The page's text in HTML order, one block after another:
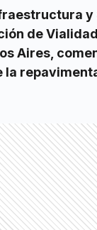
y
de
Aires,
la